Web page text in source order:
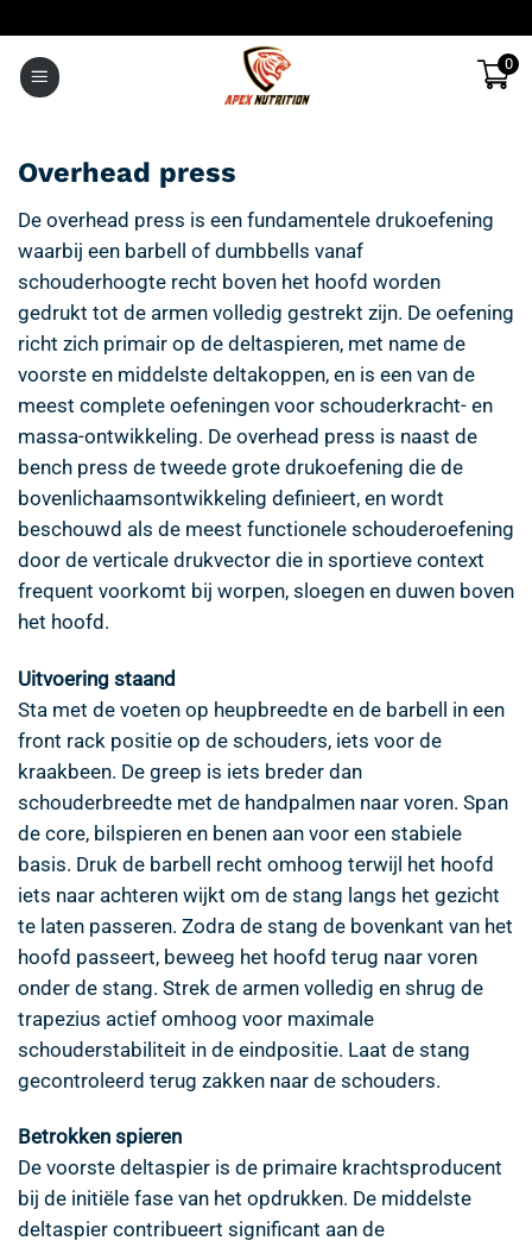
inhoud
0
Overhead press
De overhead press is een fundamentele drukoefening
waarbij een barbell of dumbbells vanaf
schouderhoogte recht boven het hoofd worden
gedrukt tot de armen volledig gestrekt zijn. De oefening
richt zich primair op de deltaspieren, met name de
voorste en middelste deltakoppen, en is een van de
meest complete oefeningen voor schouderkracht- en
massa-ontwikkeling. De overhead press is naast de
bench press de tweede grote drukoefening die de
bovenlichaamsontwikkeling definieert, en wordt
beschouwd als de meest functionele schouderoefening
door de verticale drukvector die in sportieve context
frequent voorkomt bij worpen, sloegen en duwen boven
het hoofd.
Uitvoering staand
Sta met de voeten op heupbreedte en de barbell in een
front rack positie op de schouders, iets voor de
kraakbeen. De greep is iets breder dan
schouderbreedte met de handpalmen naar voren. Span
de core, bilspieren en benen aan voor een stabiele
basis. Druk de barbell recht omhoog terwijl het hoofd
iets naar achteren wijkt om de stang langs het gezicht
te laten passeren. Zodra de stang de bovenkant van het
hoofd passeert, beweeg het hoofd terug naar voren
onder de stang. Strek de armen volledig en shrug de
trapezius actief omhoog voor maximale
schouderstabiliteit in de eindpositie. Laat de stang
gecontroleerd terug zakken naar de schouders.
Betrokken spieren
De voorste deltaspier is de primaire krachtsproducent
bij de initiële fase van het opdrukken. De middelste
deltaspier contribueert significant aan de